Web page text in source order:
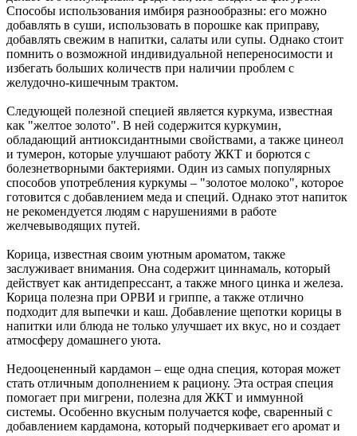
Способы использования имбиря разнообразны: его можно
добавлять в суши, использовать в порошке как приправу,
добавлять свежим в напитки, салаты или супы. Однако стоит
помнить о возможной индивидуальной непереносимости и
избегать больших количеств при наличии проблем с
желудочно-кишечным трактом.
Следующей полезной специей является куркума, известная
как "желтое золото". В ней содержится куркумин,
обладающий антиоксидантными свойствами, а также цинеол
и тумерон, которые улучшают работу ЖКТ и борются с
болезнетворными бактериями. Один из самых популярных
способов употребления куркумы – "золотое молоко", которое
готовится с добавлением меда и специй. Однако этот напиток
не рекомендуется людям с нарушениями в работе
желчевыводящих путей.
Корица, известная своим уютным ароматом, также
заслуживает внимания. Она содержит циннамаль, который
действует как антидепрессант, а также много цинка и железа.
Корица полезна при ОРВИ и гриппе, а также отлично
подходит для выпечки и каш. Добавление щепотки корицы в
напитки или блюда не только улучшает их вкус, но и создает
атмосферу домашнего уюта.
Недооцененный кардамон – еще одна специя, которая может
стать отличным дополнением к рациону. Эта острая специя
помогает при мигрени, полезна для ЖКТ и иммунной
системы. Особенно вкусным получается кофе, сваренный с
добавлением кардамона, который подчеркивает его аромат и